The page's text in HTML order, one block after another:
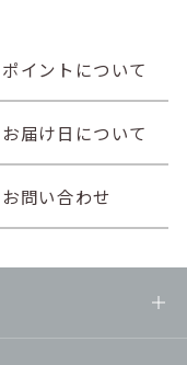
ポイントについて
お届け日について
お問い合わせ